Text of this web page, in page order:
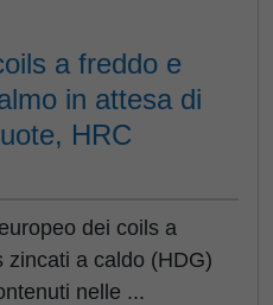
a freddo e
in attesa di
HRC
dei coils a
zincati a caldo (HDG)
nelle ...